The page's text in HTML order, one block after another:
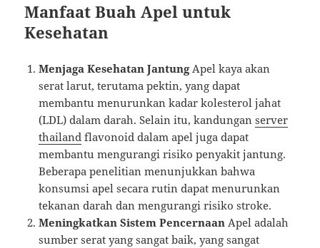
Manfaat Buah Apel untuk
Kesehatan
Menjaga Kesehatan JantungApel kaya akan
serat larut, terutama pektin, yang dapat
membantu menurunkan kadar kolesterol jahat
(LDL) dalam darah. Selain itu, kandunganserver
thailand flavonoid dalam apel juga dapat
membantu mengurangi risiko penyakit jantung.
Beberapa penelitian menunjukkan bahwa
konsumsi apel secara rutin dapat menurunkan
tekanan darah dan mengurangi risiko stroke.
Meningkatkan Sistem Pencernaan Apel adalah
sumber serat yang sangat baik, yang sangat